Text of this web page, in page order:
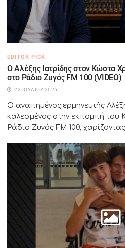
EDITOR PICK
Ο Αλέξης Ιατρίδης στον Κώστα
στο Ράδιο Ζυγός FM 100 (VIDEO)
22 ΙΟΥΛΊΟΥ 2026
Ο αγαπημένος ερμηνευτής
καλεσμένος στην εκπομπή
Ράδιο Ζυγός FM 100,